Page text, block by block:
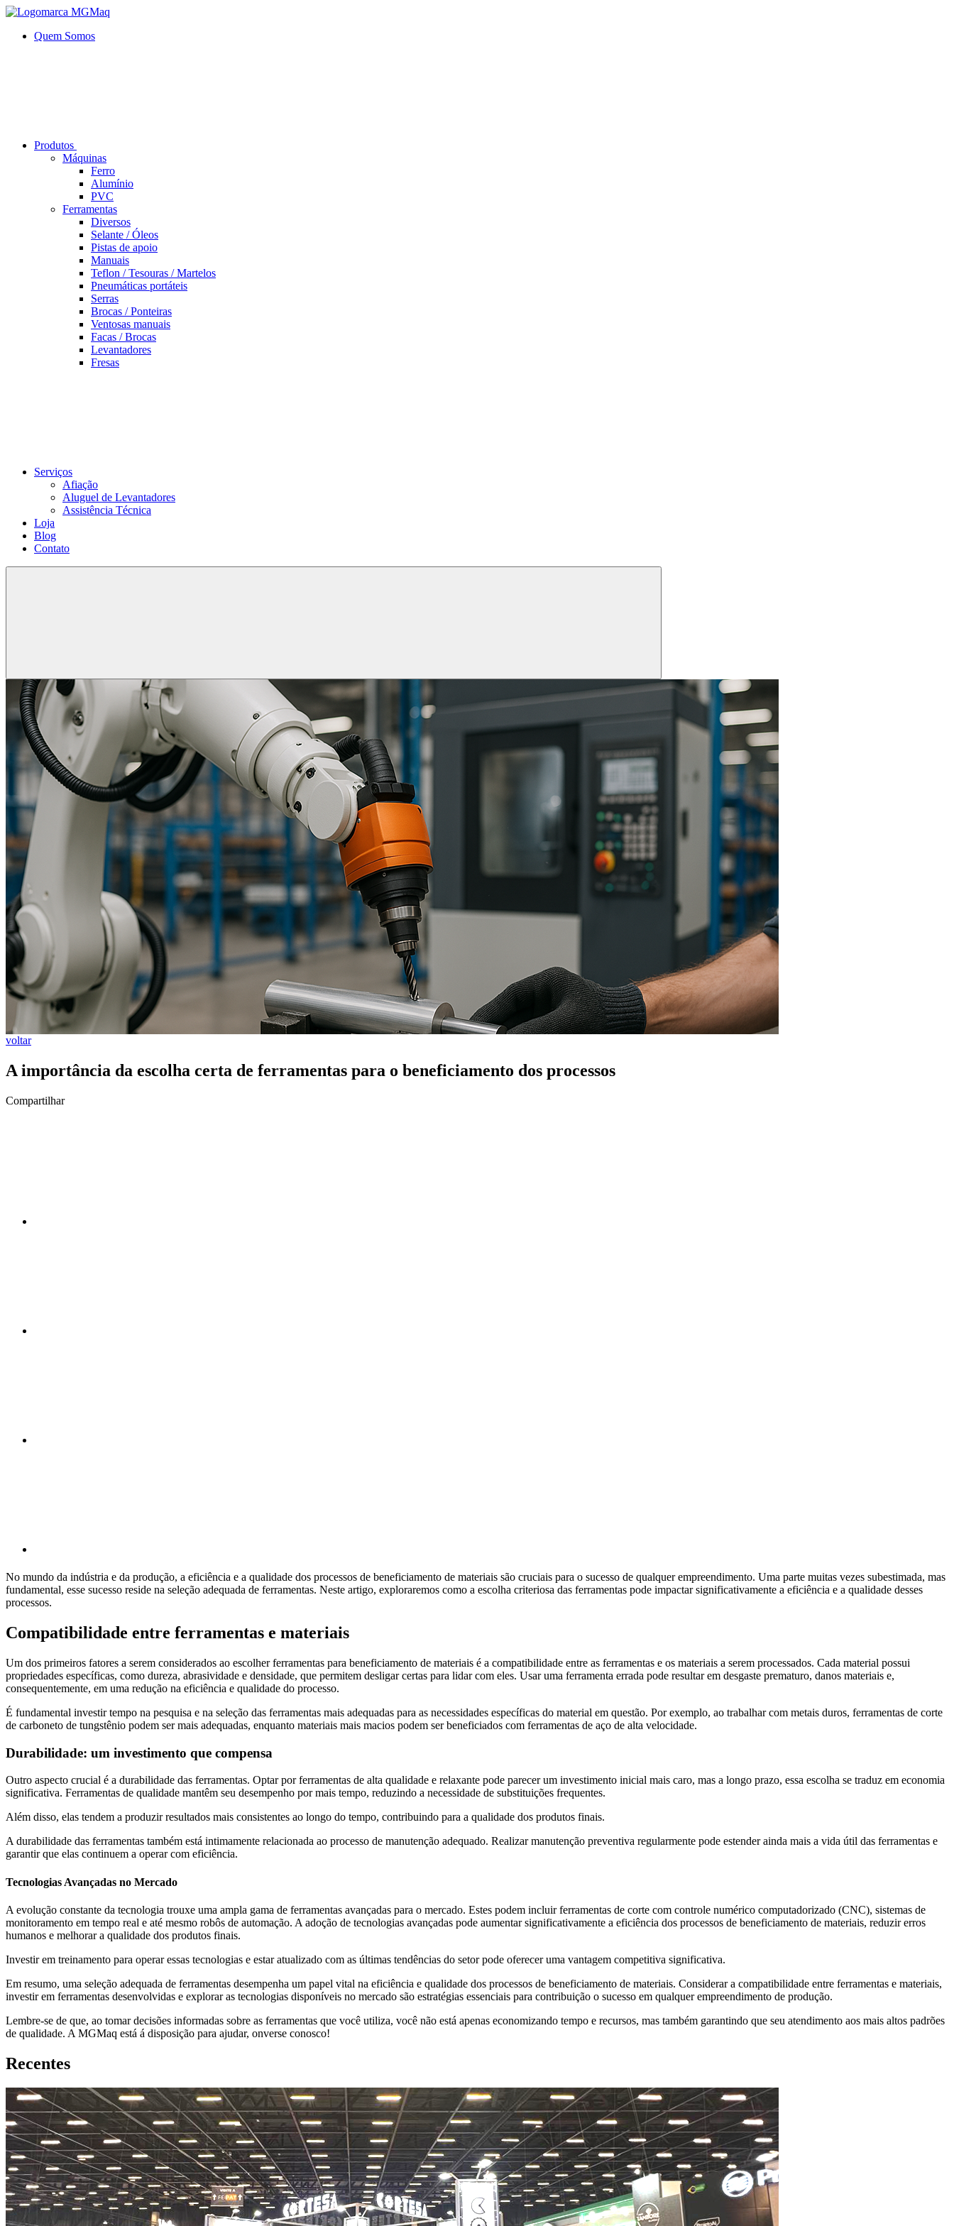
Quem Somos
Produtos
Máquinas
Ferro
Alumí­nio
PVC
Ferramentas
Diversos
Selante / Óleos
Pistas de apoio
Manuais
Teflon / Tesouras / Martelos
Pneumáticas portáteis
Serras
Brocas / Ponteiras
Ventosas manuais
Facas / Brocas
Levantadores
Fresas
Serviços
Afiação
Aluguel de Levantadores
Assistência Técnica
Loja
Blog
Contato
voltar
A importância da escolha certa de ferramentas para o beneficiamento dos processos
Compartilhar
No mundo da indústria e da produção, a eficiência e a qualidade dos processos de beneficiamento de materiais são cruciais para o sucesso de qualquer empreendimento. Uma parte muitas vezes subestimada, mas
fundamental, esse sucesso reside na seleção adequada de ferramentas. Neste artigo, exploraremos como a escolha criteriosa das ferramentas pode impactar significativamente a eficiência e a qualidade desses
processos.
Compatibilidade entre ferramentas e materiais
Um dos primeiros fatores a serem considerados ao escolher ferramentas para beneficiamento de materiais é a compatibilidade entre as ferramentas e os materiais a serem processados. Cada material possui
propriedades específicas, como dureza, abrasividade e densidade, que permitem desligar certas para lidar com eles. Usar uma ferramenta errada pode resultar em desgaste prematuro, danos materiais e,
consequentemente, em uma redução na eficiência e qualidade do processo.
É fundamental investir tempo na pesquisa e na seleção das ferramentas mais adequadas para as necessidades específicas do material em questão. Por exemplo, ao trabalhar com metais duros, ferramentas de corte
de carboneto de tungstênio podem ser mais adequadas, enquanto materiais mais macios podem ser beneficiados com ferramentas de aço de alta velocidade.
Durabilidade: um investimento que compensa
Outro aspecto crucial é a durabilidade das ferramentas. Optar por ferramentas de alta qualidade e relaxante pode parecer um investimento inicial mais caro, mas a longo prazo, essa escolha se traduz em economia
significativa. Ferramentas de qualidade mantêm seu desempenho por mais tempo, reduzindo a necessidade de substituições frequentes.
Além disso, elas tendem a produzir resultados mais consistentes ao longo do tempo, contribuindo para a qualidade dos produtos finais.
A durabilidade das ferramentas também está intimamente relacionada ao processo de manutenção adequado. Realizar manutenção preventiva regularmente pode estender ainda mais a vida útil das ferramentas e
garantir que elas continuem a operar com eficiência.
Tecnologias Avançadas no Mercado
A evolução constante da tecnologia trouxe uma ampla gama de ferramentas avançadas para o mercado. Estes podem incluir ferramentas de corte com controle numérico computadorizado (CNC), sistemas de
monitoramento em tempo real e até mesmo robôs de automação. A adoção de tecnologias avançadas pode aumentar significativamente a eficiência dos processos de beneficiamento de materiais, reduzir erros
humanos e melhorar a qualidade dos produtos finais.
Investir em treinamento para operar essas tecnologias e estar atualizado com as últimas tendências do setor pode oferecer uma vantagem competitiva significativa.
Em resumo, uma seleção adequada de ferramentas desempenha um papel vital na eficiência e qualidade dos processos de beneficiamento de materiais. Considerar a compatibilidade entre ferramentas e materiais,
investir em ferramentas desenvolvidas e explorar as tecnologias disponíveis no mercado são estratégias essenciais para contribuição o sucesso em qualquer empreendimento de produção.
Lembre-se de que, ao tomar decisões informadas sobre as ferramentas que você utiliza, você não está apenas economizando tempo e recursos, mas também garantindo que seu atendimento aos mais altos padrões
de qualidade. A MGMaq está á disposição para ajudar, onverse conosco!
Recentes